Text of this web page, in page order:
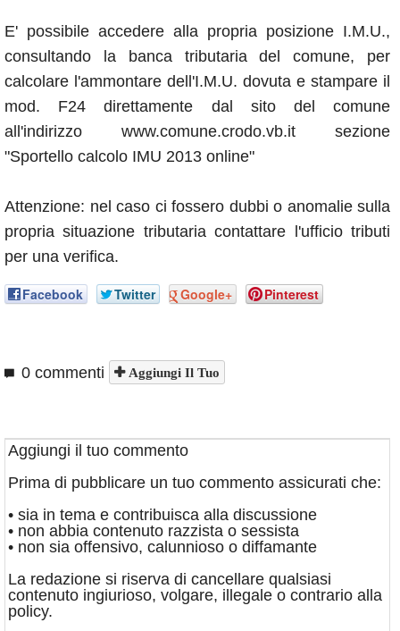
E' possibile accedere alla propria posizione I.M.U.,
consultando la banca tributaria del comune, per
calcolare l'ammontare dell'I.M.U. dovuta e stampare il
mod. F24 direttamente dal sito del comune
all'indirizzo www.comune.crodo.vb.it sezione
"Sportello calcolo IMU 2013 online"
Attenzione: nel caso ci fossero dubbi o anomalie sulla
propria situazione tributaria contattare l'ufficio tributi
per una verifica.
Facebook Twitter Google+ Pinterest
0 commenti Aggiungi Il Tuo
Aggiungi il tuo commento
Prima di pubblicare un tuo commento assicurati che:
• sia in tema e contribuisca alla discussione
• non abbia contenuto razzista o sessista
• non sia offensivo, calunnioso o diffamante
La redazione si riserva di cancellare qualsiasi
contenuto ingiurioso, volgare, illegale o contrario alla
policy.